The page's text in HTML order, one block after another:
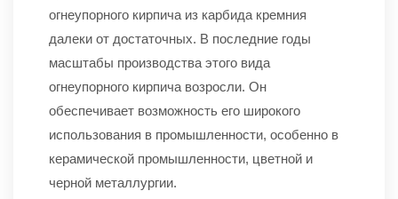
огнеупорного кирпича из карбида кремния
далеки от достаточных. В последние годы
масштабы производства этого вида
огнеупорного кирпича возросли. Он
обеспечивает возможность его широкого
использования в промышленности, особенно в
керамической промышленности, цветной и
черной металлургии.